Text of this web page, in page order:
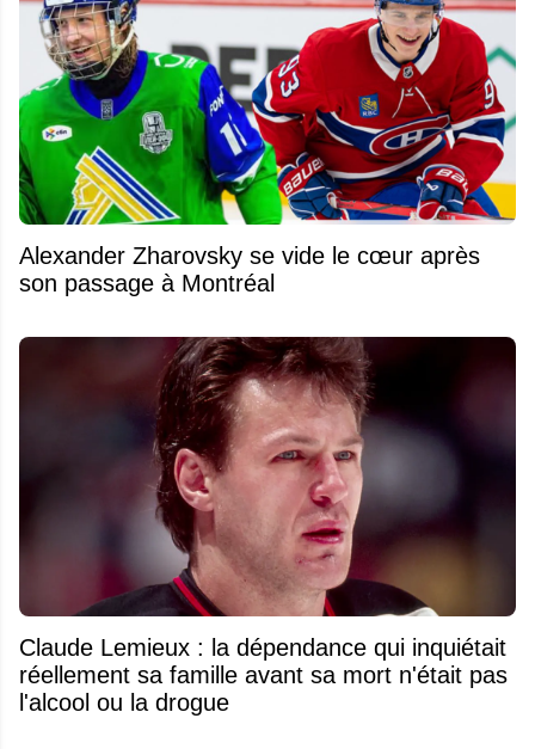
Alexander Zharovsky se vide le cœur après
son passage à Montréal
Claude Lemieux : la dépendance qui inquiétait
réellement sa famille avant sa mort n'était pas
l'alcool ou la drogue